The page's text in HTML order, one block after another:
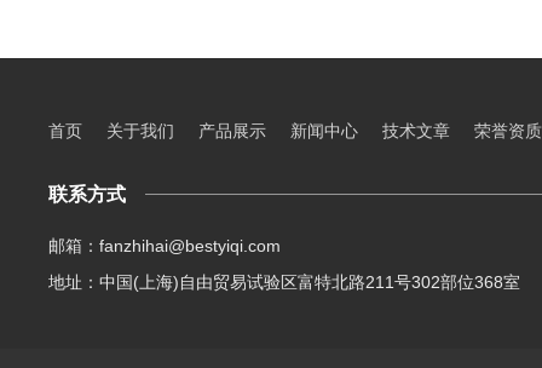
首页 关于我们 产品展示 新闻中心 技术文章 荣誉资质
联系方式
邮箱：fanzhihai@bestyiqi.com
地址：中国(上海)自由贸易试验区富特北路211号302部位368室